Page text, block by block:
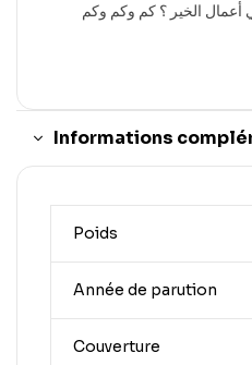
الخير ؟ كم وكم وكم
Informations
Poids
Année de parution
Couverture